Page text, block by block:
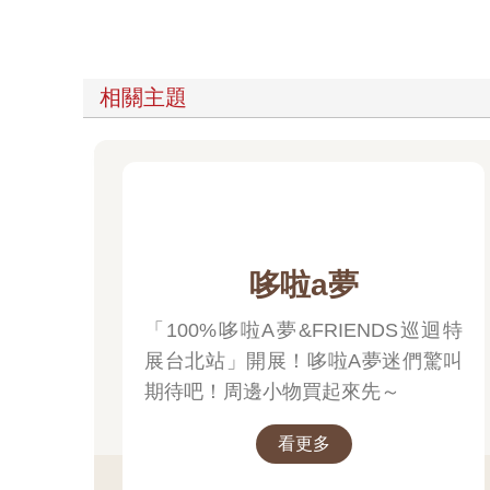
相關主題
哆啦a夢
「100%哆啦A夢&FRIENDS巡迴特
展台北站」開展！哆啦A夢迷們驚叫
期待吧！周邊小物買起來先～
看更多